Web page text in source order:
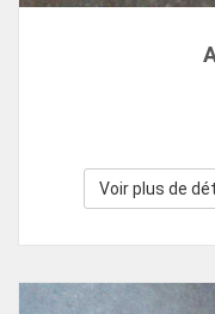
Voir plus de